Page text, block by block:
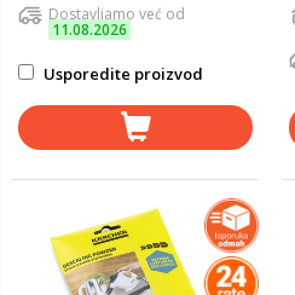
Dostavljamo već od
11.08.2026
Usporedite proizvod